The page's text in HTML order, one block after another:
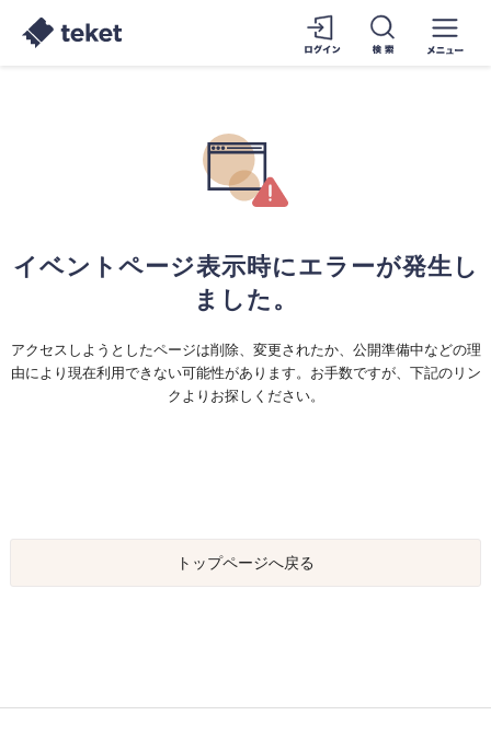
イベントページ表示時にエラーが発生し
ました。
アクセスしようとしたページは削除、変更されたか、公開準備中などの理
由により現在利用できない可能性があります。お手数ですが、下記のリン
クよりお探しください。
トップページへ戻る